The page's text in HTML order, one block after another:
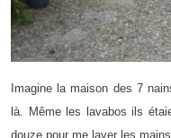
Imagine la maison des 7
là. Même les lavabos ils
douze pour me laver les